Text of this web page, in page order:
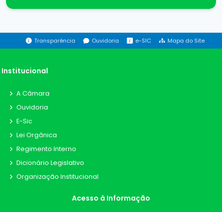
Transparência Ouvidoria e-SIC Mapa do Site
Institucional
A Câmara
Ouvidoria
E-Sic
Lei Orgânica
Regimento Interno
Dicionário Legislativo
Organização Institucional
Acesso à Informação